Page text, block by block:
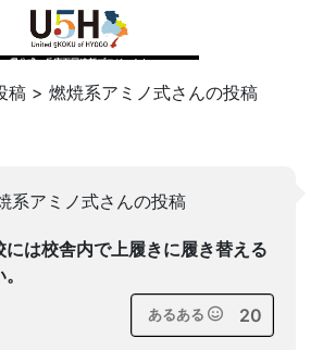
県公式・兵庫五国連邦プロジェクト
稿 > 燃焼系アミノ式さんの投稿
系アミノ式さんの投稿
は校舎内で上履きに履き替える
あるある 20